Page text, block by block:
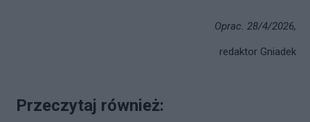
Oprac. 28/4/2026,
redaktor Gniadek
Przeczytaj również: